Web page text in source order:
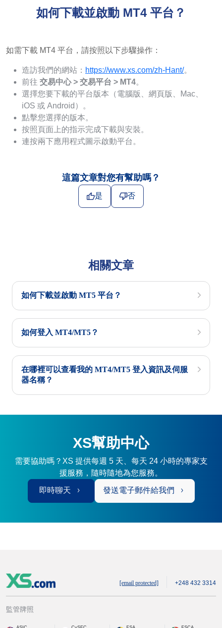
如何下載並啟動 MT4 平台？
如需下載 MT4 平台，請按照以下步驟操作：
造訪我們的網站： https://www.xs.com/zh-Hant/。
前往 交易中心 > 交易平台 > MT4。
選擇您要下載的平台版本（電腦版、網頁版、Mac、
iOS 或 Android）。
點擊您選擇的版本。
按照頁面上的指示完成下載與安裝。
連按兩下應用程式圖示啟動平台。
這篇文章對您有幫助嗎？
是 否
相關文章
如何下載並啟動 MT5 平台？
如何登入 MT4/MT5？
在哪裡可以查看我的 MT4/MT5 登入資訊及伺服
器名稱？
XS幫助中心
需要協助嗎？XS 提供每週 5 天、每天 24 小時的專家支
援服務，隨時隨地為您服務。
即時聊天 發送電子郵件給我們
[email protected] +248 432 3314
監管牌照